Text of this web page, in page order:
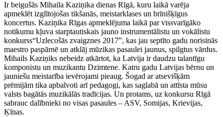
Ir beigušās Mihaila Kaziņika dienas Rīgā, kuru laikā varēja
apmeklēt izglītojošas tikšanās, meistarklases un brīnišķīgus
koncertus. Kaziņika Rīgas apmeklējuma laikā par vissvarīgāko
notikumu kļuva starptautiskais jauno instrumentālistu un vokālistu
konkurss“Uzlecošās zvaigznes 2017”, kas jau septīto gadu norisinās
maestro paspārnē un atklāj mūzikas pasaulei jaunus, spilgtus vārdus.
Mihails Kaziņiks nebeidz atkārtot, ka Latvija ir daudzu talantīgu
komponistu un muzikantu Dzimtene. Katru gadu Latvijas bērnu un
jauniešu meistarība ievērojami pieaug. Šogad ar atsevišķām
prēmijām tika apbalvoti arī pedagogi, kas saglabā un attīsta mūsu
valsts bagātās muzikālās tradīcijas. Un protams, uz konkursu Rīgā
sabrauc dalībnieki no visas pasaules – ASV, Somijas, Krievijas,
Ķīnas.